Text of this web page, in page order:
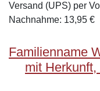
Versand (UPS) per
Nachnahme: 13,95 €
Familienname
mit